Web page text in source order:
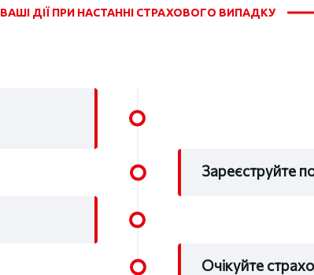
ВАШІ ДІЇ ПРИ НАСТАННІ СТРАХОВОГО ВИПАДКУ
Зареєструйте
Очікуйте